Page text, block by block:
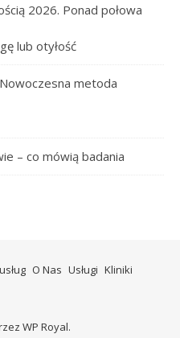
2026. Ponad połowa
lub otyłość
metoda
– co mówią badania
O Nas Usługi Kliniki
WP Royal.